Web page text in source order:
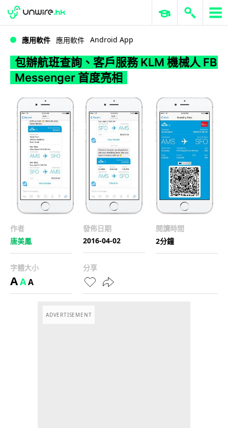
WWDC 2026 ERP 與商業 AI
應用軟件 應用軟件 Android App
包辦航班查詢、客戶服務 KLM 機械人 FB
Messenger 首度亮相
作者
唐美鳳
發佈日期
2016-04-02
閱讀時間
2分鐘
字體大小
AAA
分享
ADVERTISEMENT